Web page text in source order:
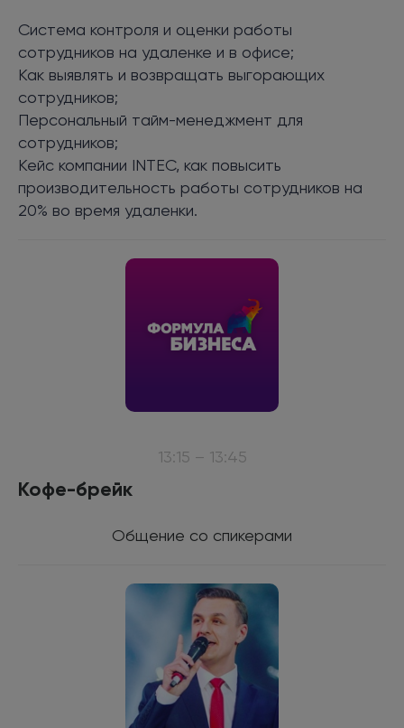
Система контроля и оценки работы
сотрудников на удаленке и в офисе;
Как выявлять и возвращать выгорающих
сотрудников;
Персональный тайм-менеджмент для
сотрудников;
Кейс компании INTEC, как повысить
производительность работы сотрудников на
20% во время удаленки.
13:15 – 13:45
Кофе-брейк
Общение со спикерами